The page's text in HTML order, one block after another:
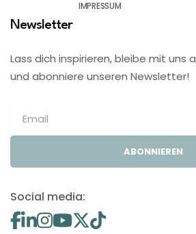
IMPRESSUM
Newsletter
Lass dich inspirieren, bleibe mit uns
und abonniere unseren Newsletter!
ABONNIEREN
Social media: